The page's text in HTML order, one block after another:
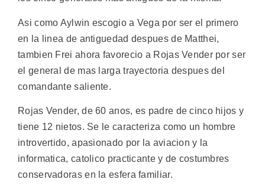
Asi como Aylwin escogio a Vega por ser el primero
en la linea de antiguedad despues de Matthei,
tambien Frei ahora favorecio a Rojas Vender por ser
el general de mas larga trayectoria despues del
comandante saliente.
Rojas Vender, de 60 anos, es padre de cinco hijos y
tiene 12 nietos. Se le caracteriza como un hombre
introvertido, apasionado por la aviacion y la
informatica, catolico practicante y de costumbres
conservadoras en la esfera familiar.